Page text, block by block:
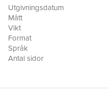
Asien. Flera kunniga
Wolke, Anders Frankson, Bo
Artur Szulc.
Utgivningsdatum
Mått
Vikt
Format
Språk
Antal sidor
Miljömärkning